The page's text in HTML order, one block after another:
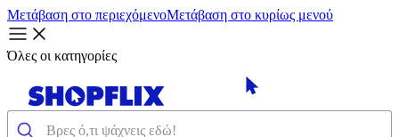
Μετάβαση στο περιεχόμενοΜετάβαση στο κυρίως μενού
Όλες οι κατηγορίες